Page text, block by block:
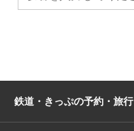
鉄道・きっぷの予約・旅行